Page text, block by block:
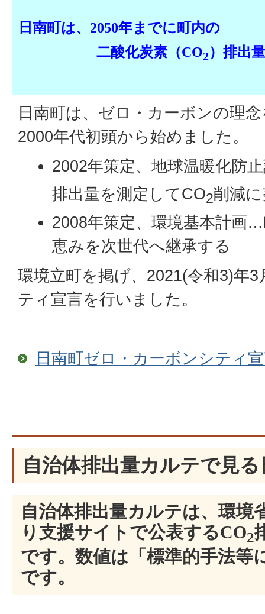
日南町は、2050年までに町内の
二酸化炭素（CO2）排出
日南町は、ゼロ・カーボンの理
2000年代初頭から始めました。
2002年策定、地球温暖化防
排出量を測定してCO2削減
2008年策定、環境基本計画
恵みを次世代へ継承する
環境立町を掲げ、2021(令和3)年
ティ宣言を行いました。
日南町ゼロ・カーボンシティ
自治体排出量カルテで見る
自治体排出量カルテは、環境
り支援サイトで公表するCO2
です。数値は「標準的手法等
です。